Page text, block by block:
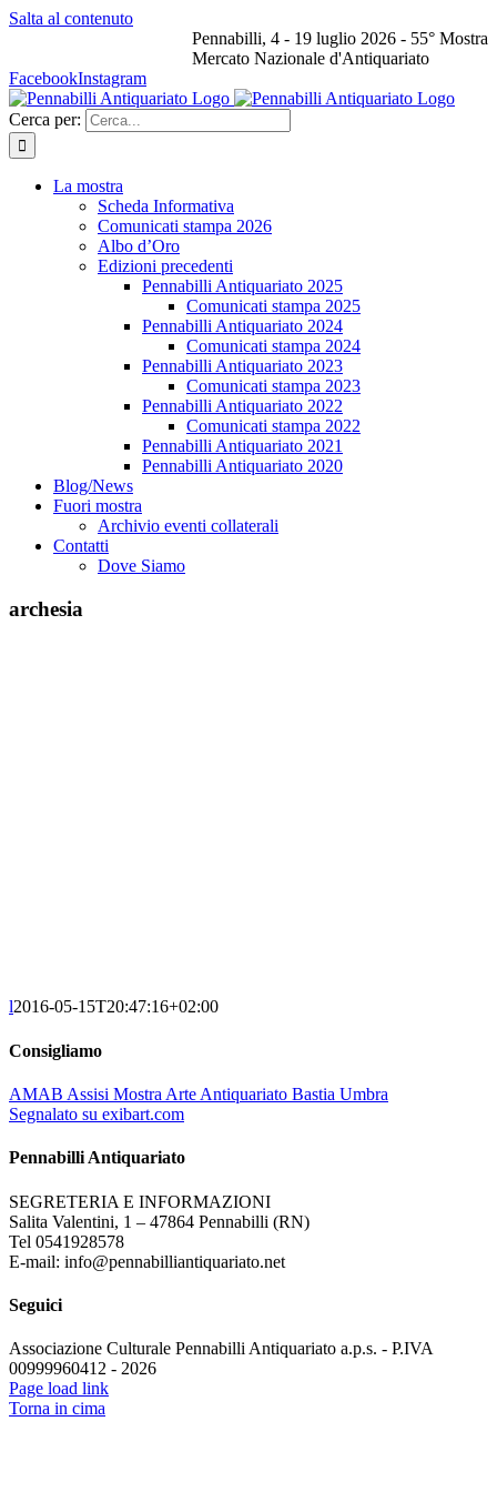
Salta al contenuto
Pennabilli, 4 - 19 luglio 2026 - 55° Mostra
Mercato Nazionale d'Antiquariato
FacebookInstagram
Cerca per:
La mostra
Scheda Informativa
Comunicati stampa 2026
Albo d’Oro
Edizioni precedenti
Pennabilli Antiquariato 2025
Comunicati stampa 2025
Pennabilli Antiquariato 2024
Comunicati stampa 2024
Pennabilli Antiquariato 2023
Comunicati stampa 2023
Pennabilli Antiquariato 2022
Comunicati stampa 2022
Pennabilli Antiquariato 2021
Pennabilli Antiquariato 2020
Blog/News
Fuori mostra
Archivio eventi collaterali
Contatti
Dove Siamo
archesia
l2016-05-15T20:47:16+02:00
Consigliamo
AMAB Assisi Mostra Arte Antiquariato Bastia Umbra
Segnalato su exibart.com
Pennabilli Antiquariato
SEGRETERIA E INFORMAZIONI
Salita Valentini, 1 – 47864 Pennabilli (RN)
Tel 0541928578
E-mail: info@pennabilliantiquariato.net
Seguici
Associazione Culturale Pennabilli Antiquariato a.p.s. - P.IVA
00999960412 - 2026
Page load link
Torna in cima